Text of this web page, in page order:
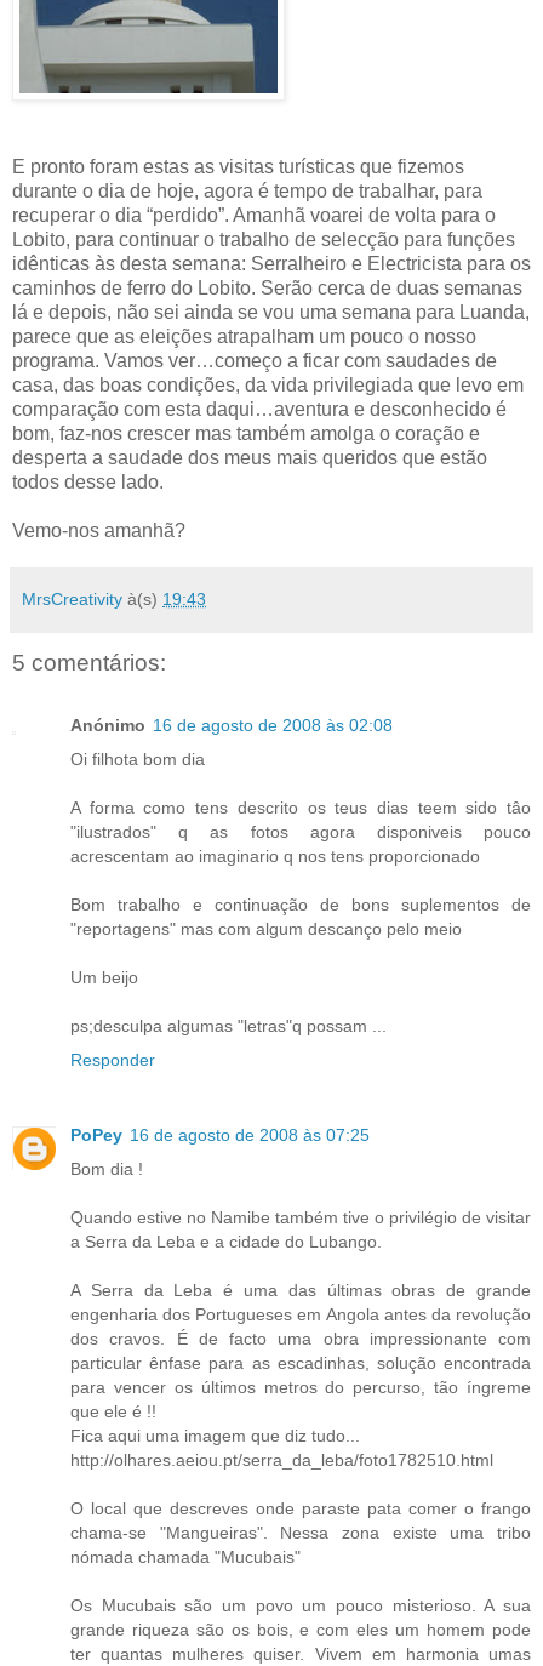
E pronto foram estas as visitas turísticas que fizemos
durante o dia de hoje, agora é tempo de trabalhar, para
recuperar o dia “perdido”. Amanhã voarei de volta para o
Lobito, para continuar o trabalho de selecção para funções
idênticas às desta semana: Serralheiro e Electricista para os
caminhos de ferro do Lobito. Serão cerca de duas semanas
lá e depois, não sei ainda se vou uma semana para Luanda,
parece que as eleições atrapalham um pouco o nosso
programa. Vamos ver…começo a ficar com saudades de
casa, das boas condições, da vida privilegiada que levo em
comparação com esta daqui…aventura e desconhecido é
bom, faz-nos crescer mas também amolga o coração e
desperta a saudade dos meus mais queridos que estão
todos desse lado.
Vemo-nos amanhã?
MrsCreativity à(s) 19:43
5 comentários:
Anónimo 16 de agosto de 2008 às 02:08
Oi filhota bom dia
A forma como tens descrito os teus dias teem sido tâo
"ilustrados" q as fotos agora disponiveis pouco
acrescentam ao imaginario q nos tens proporcionado
Bom trabalho e continuação de bons suplementos de
"reportagens" mas com algum descanço pelo meio
Um beijo
ps;desculpa algumas "letras"q possam ...
Responder
PoPey 16 de agosto de 2008 às 07:25
Bom dia !
Quando estive no Namibe também tive o privilégio de visitar
a Serra da Leba e a cidade do Lubango.
A Serra da Leba é uma das últimas obras de grande
engenharia dos Portugueses em Angola antes da revolução
dos cravos. É de facto uma obra impressionante com
particular ênfase para as escadinhas, solução encontrada
para vencer os últimos metros do percurso, tão íngreme
que ele é !!
Fica aqui uma imagem que diz tudo...
http://olhares.aeiou.pt/serra_da_leba/foto1782510.html
O local que descreves onde paraste pata comer o frango
chama-se "Mangueiras". Nessa zona existe uma tribo
nómada chamada "Mucubais"
Os Mucubais são um povo um pouco misterioso. A sua
grande riqueza são os bois, e com eles um homem pode
ter quantas mulheres quiser. Vivem em harmonia umas